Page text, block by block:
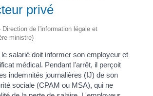
privé
de l'information légale et
ministre)
salarié doit informer son employeur et
médical. Pendant l'arrêt, il perçoit
indemnités journalières (IJ) de son
sociale (CPAM ou MSA), qui ne